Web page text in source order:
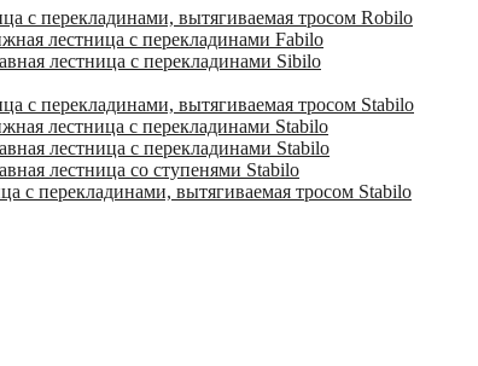
с перекладинами, вытягиваемая тросом Robilo
лестница с перекладинами Fabilo
лестница с перекладинами Sibilo
с перекладинами, вытягиваемая тросом Stabilo
лестница с перекладинами Stabilo
лестница с перекладинами Stabilo
лестница со ступенями Stabilo
с перекладинами, вытягиваемая тросом Stabilo